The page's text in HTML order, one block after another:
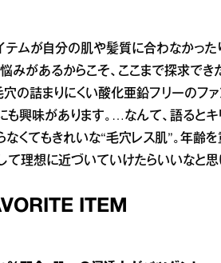
テムが自分の肌や髪質に合わなかっ
みがあるからこそ、ここまで探求で
穴の詰まりにくい酸化亜鉛フリーのフ
も興味があります。…なんて、語るとキ
なくてもきれいな“毛穴レス肌”。年齢
て理想に近づいていけたらいいなと思
ITEM